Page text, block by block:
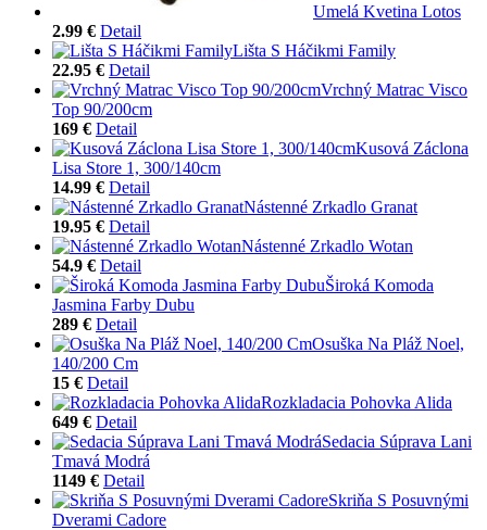
Umelá Kvetina Lotos
2.99 € Detail
Lišta S Háčikmi Family
22.95 € Detail
Vrchný Matrac Visco
Top 90/200cm
169 € Detail
Kusová Záclona
Lisa Store 1, 300/140cm
14.99 € Detail
Nástenné Zrkadlo Granat
19.95 € Detail
Nástenné Zrkadlo Wotan
54.9 € Detail
Široká Komoda
Jasmina Farby Dubu
289 € Detail
Osuška Na Pláž Noel,
140/200 Cm
15 € Detail
Rozkladacia Pohovka Alida
649 € Detail
Sedacia Súprava Lani
Tmavá Modrá
1149 € Detail
Skriňa S Posuvnými
Dverami Cadore